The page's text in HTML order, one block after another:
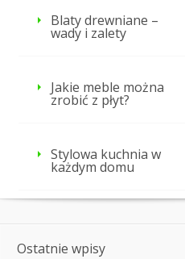
Blaty drewniane –
wady i zalety
Jakie meble można
zrobić z płyt?
Stylowa kuchnia w
każdym domu
Ostatnie wpisy